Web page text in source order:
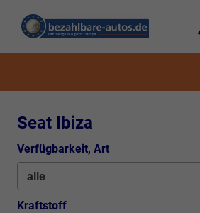
Seat Ibiza
Verfügbarkeit, Art
Kraftstoff